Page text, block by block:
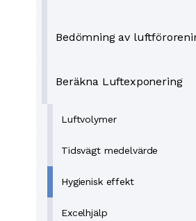
Bedömning av
Beräkna Luftexponering
Luftvolymer
Tidsvägt medelvärde
Hygienisk effekt
Excelhjälp